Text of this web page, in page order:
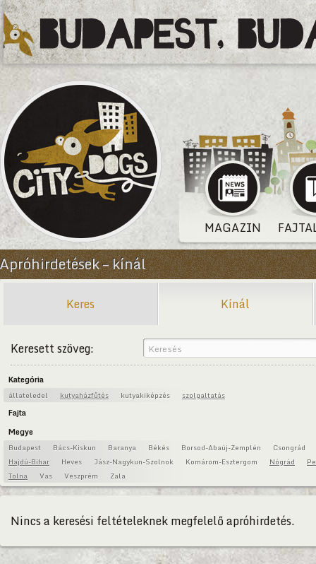
MAGAZIN
Apróhirdetések – kínál
Keres Kínál
Keresett szöveg:
Kategória
állateledel kutyaházfűtés kutyakiképzés szolgaltatás
Fajta
Megye
Budapest Bács-Kiskun Baranya Békés Borsod-Abaúj-Zemplén
Csongrád
Hajdú-Bihar
Heves Jász-Nagykun-Szolnok Komárom-Esztergom Nógrád
Tolna
Vas Veszprém Zala
Nincs a keresési feltételeknek megfelelő apróhirdetés.